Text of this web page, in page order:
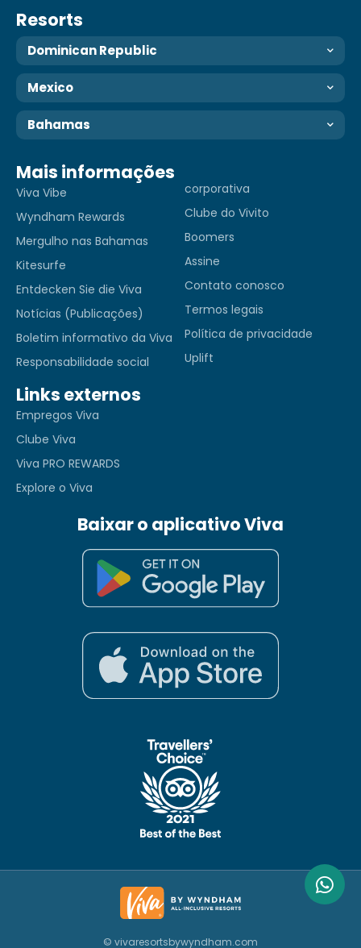
Resorts
Dominican Republic
Mexico
Bahamas
Mais informações
Viva Vibe
Wyndham Rewards
Mergulho nas Bahamas
Kitesurfe
Entdecken Sie die Viva
Notícias (Publicações)
Boletim informativo da Viva
Responsabilidade social
corporativa
Clube do Vivito
Boomers
Assine
Contato conosco
Termos legais
Política de privacidade
Uplift
Links externos
Empregos Viva
Clube Viva
Viva PRO REWARDS
Explore o Viva
Baixar o aplicativo Viva
© vivaresortsbywyndham.com